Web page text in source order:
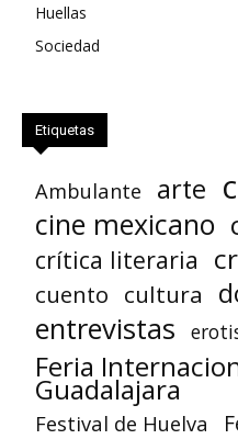
Huellas
Sociedad
Etiquetas
Ambulante arte
cine mexicano
crítica literaria
cuento cultura
entrevistas
Feria
Guadalajara
Festival de Huelva